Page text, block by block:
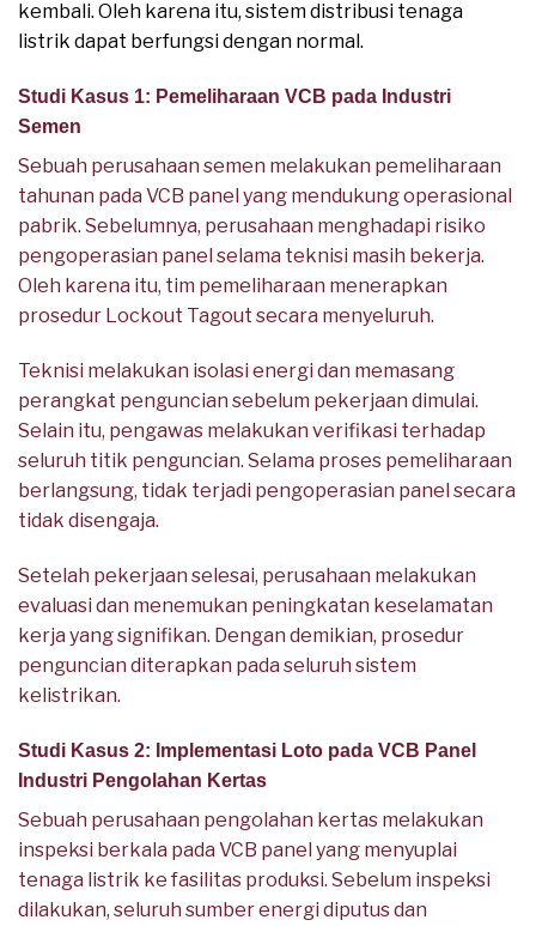
kembali. Oleh karena itu, sistem distribusi tenaga
listrik dapat berfungsi dengan normal.
Studi Kasus 1: Pemeliharaan VCB pada Industri
Semen
Sebuah perusahaan semen melakukan pemeliharaan
tahunan pada VCB panel yang mendukung operasional
pabrik. Sebelumnya, perusahaan menghadapi risiko
pengoperasian panel selama teknisi masih bekerja.
Oleh karena itu, tim pemeliharaan menerapkan
prosedur Lockout Tagout secara menyeluruh.
Teknisi melakukan isolasi energi dan memasang
perangkat penguncian sebelum pekerjaan dimulai.
Selain itu, pengawas melakukan verifikasi terhadap
seluruh titik penguncian. Selama proses pemeliharaan
berlangsung, tidak terjadi pengoperasian panel secara
tidak disengaja.
Setelah pekerjaan selesai, perusahaan melakukan
evaluasi dan menemukan peningkatan keselamatan
kerja yang signifikan. Dengan demikian, prosedur
penguncian diterapkan pada seluruh sistem
kelistrikan.
Studi Kasus 2: Implementasi Loto pada VCB Panel
Industri Pengolahan Kertas
Sebuah perusahaan pengolahan kertas melakukan
inspeksi berkala pada VCB panel yang menyuplai
tenaga listrik ke fasilitas produksi. Sebelum inspeksi
dilakukan, seluruh sumber energi diputus dan